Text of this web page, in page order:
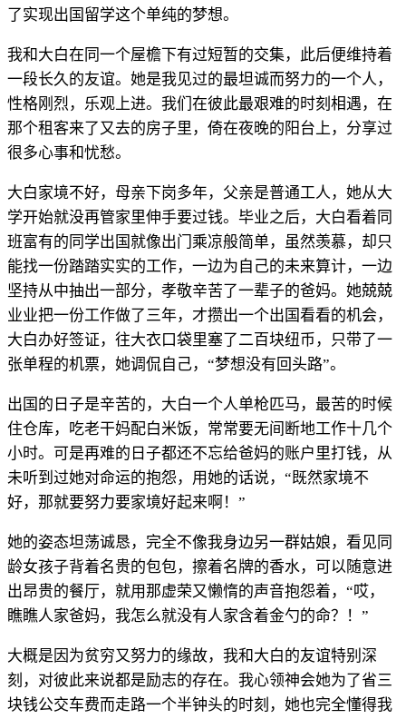
了实现出国留学这个单纯的梦想。
我和大白在同一个屋檐下有过短暂的交集，此后便维持着
一段长久的友谊。她是我见过的最坦诚而努力的一个人，
性格刚烈，乐观上进。我们在彼此最艰难的时刻相遇，在
那个租客来了又去的房子里，倚在夜晚的阳台上，分享过
很多心事和忧愁。
大白家境不好，母亲下岗多年，父亲是普通工人，她从大
学开始就没再管家里伸手要过钱。毕业之后，大白看着同
班富有的同学出国就像出门乘凉般简单，虽然羡慕，却只
能找一份踏踏实实的工作，一边为自己的未来算计，一边
坚持从中抽出一部分，孝敬辛苦了一辈子的爸妈。她兢兢
业业把一份工作做了三年，才攒出一个出国看看的机会，
大白办好签证，往大衣口袋里塞了二百块纽币，只带了一
张单程的机票，她调侃自己，“梦想没有回头路”。
出国的日子是辛苦的，大白一个人单枪匹马，最苦的时候
住仓库，吃老干妈配白米饭，常常要无间断地工作十几个
小时。可是再难的日子都还不忘给爸妈的账户里打钱，从
未听到过她对命运的抱怨，用她的话说，“既然家境不
好，那就要努力要家境好起来啊！”
她的姿态坦荡诚恳，完全不像我身边另一群姑娘，看见同
龄女孩子背着名贵的包包，擦着名牌的香水，可以随意进
出昂贵的餐厅，就用那虚荣又懒惰的声音抱怨着，“哎，
瞧瞧人家爸妈，我怎么就没有人家含着金勺的命？！”
大概是因为贫穷又努力的缘故，我和大白的友谊特别深
刻，对彼此来说都是励志的存在。我心领神会她为了省三
块钱公交车费而走路一个半钟头的时刻，她也完全懂得我